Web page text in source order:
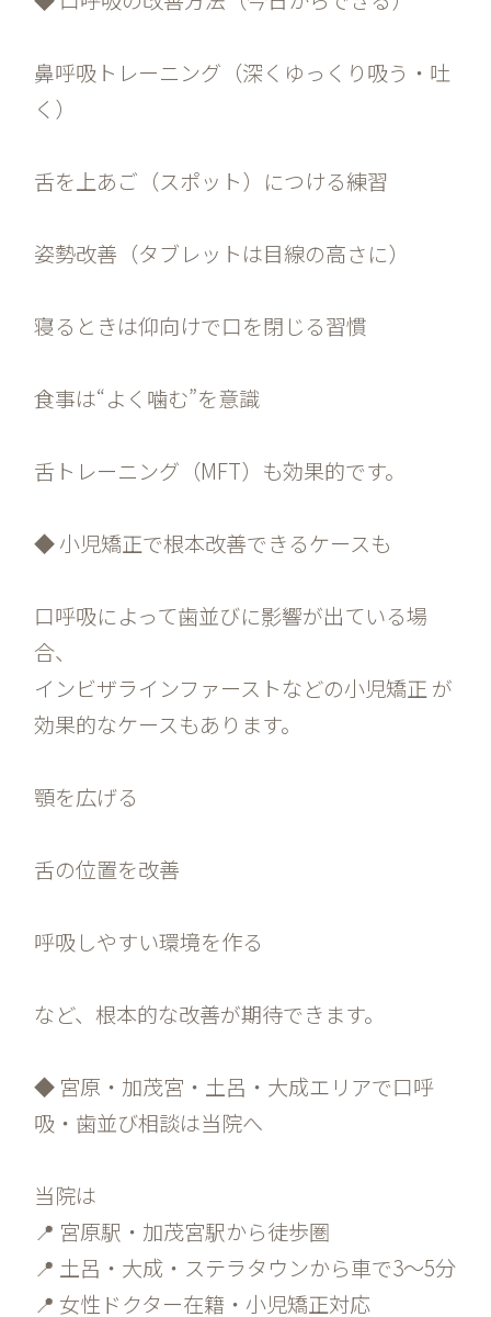
鼻呼吸トレーニング（深くゆっくり吸う・吐
く）
舌を上あご（スポット）につける練習
姿勢改善（タブレットは目線の高さに）
寝るときは仰向けで口を閉じる習慣
食事は“よく噛む”を意識
舌トレーニング（MFT）も効果的です。
◆ 小児矯正で根本改善できるケースも
口呼吸によって歯並びに影響が出ている場
合、
インビザラインファーストなどの小児矯正 が
効果的なケースもあります。
顎を広げる
舌の位置を改善
呼吸しやすい環境を作る
など、根本的な改善が期待できます。
◆ 宮原・加茂宮・土呂・大成エリアで口呼
吸・歯並び相談は当院へ
当院は
📍 宮原駅・加茂宮駅から徒歩圏
📍 土呂・大成・ステラタウンから車で3〜5分
📍 女性ドクター在籍・小児矯正対応